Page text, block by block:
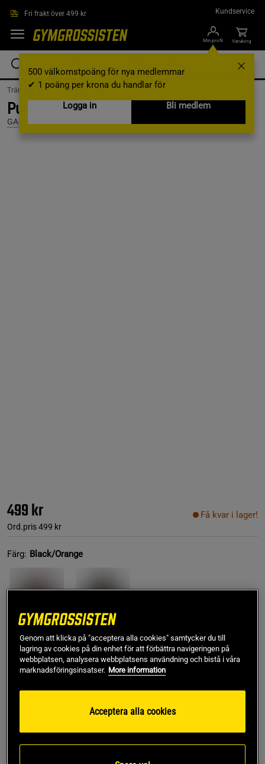
Fri frakt över 499 kr Kundservice
Min profil
500 välkomstpoäng för nya medlemmar
✔ 1 poäng per krona du handlar för
Logga in
Bli medlem
Varukorg
Träningskläder / Träningskläder Herr /T-shirts
Pump Cover Iron Tee, Black/Flame, XS
GASP
499 kr
Ord.pris499 kr
Få kvar i lager!
Färg: Black/Orange
Fri frakt över 499 kr Fri retur 14 dagars ångerrätt
Genom att klicka på "acceptera alla cookies" samtycker du till
lagring av cookies på din enhet för att förbättra navigeringen på
webbplatsen, analysera webbplatsens användning och bistå i våra
marknadsföringsinsatser. More information
Acceptera alla cookies